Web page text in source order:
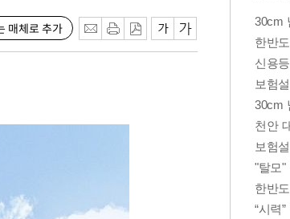
매체로 추가